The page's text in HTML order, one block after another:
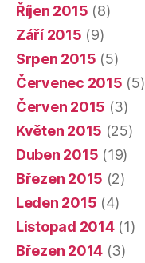
Říjen 2015 (8)
Září 2015 (9)
Srpen 2015 (5)
Červenec 2015 (5)
Červen 2015 (3)
Květen 2015 (25)
Duben 2015 (19)
Březen 2015 (2)
Leden 2015 (4)
Listopad 2014(1)
Březen 2014 (3)